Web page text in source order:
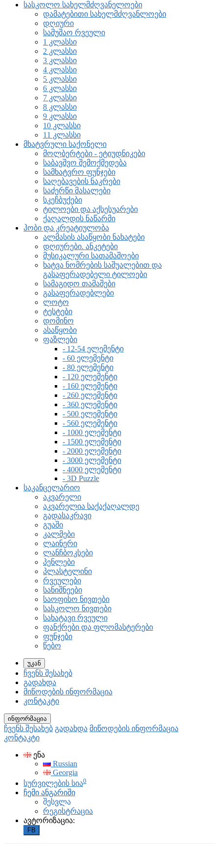
სასკოლო სახელმძღვანელოები
დამატებითი სახელმძღვანლოები
დღიური
სამუშაო რვეული
1 კლასსი
2 კლასსი
3 კლასსი
4 კლასსი
5 კლასსი
6 კლასსი
7 კლასსი
8 კლასსი
9 კლასსი
10 კლასსი
11 კლასსი
მხატვრული საქონელი
მოლბერტები - ეტიუდნიკები
საბავშვო შემოქმედება
სამხატვრო ფუნჯები
საღებავების ნაკრები
საძერწი მასალები
სკეჩბუქები
ტილოები და აქსესუარები
ქაღალდის ნაწარმი
ჰობი და კრეატიულობა
ალმასის ასაწყობი ნახატები
დღიურები. ანკეტები
მუსიკალური სათამაშოები
ხატვა ნომრების საშუალებით და
გასაფერადებელი ტილოები
სამაგიდო თამაშები
გასაფერადებლები
ლოტო
ტესტები
დომინო
ასაწყობი
ფაზლები
- 12-54 ელემენტი
- 60 ელემენტი
- 80 ელემენტი
- 120 ელემენტი
- 160 ელემენტი
- 260 ელემენტი
- 360 ელემენტი
- 500 ელემენტი
- 560 ელემენტი
- 1000 ელემენტი
- 1500 ელემენტი
- 2000 ელემენტი
- 3000 ელემენტი
- 4000 ელემენტი
- 3D Puzzle
საკანცელარიო
აკვარელი
აკვარელია საქაქაღალდე
გადასაკრავი
გუაში
კალმები
ლაინერი
ლანჩბოკსები
პენლები
პლასტელინი
რვეულები
სანიშნეები
საოფისო ნივთები
სასკოლო ნივთები
სახატავი რვეული
ფანქრები და ფლომასტერები
ფუნჯები
წებო
უკან
ჩვენს შესახებ
გადახდა
მიწოდების ინფორმაცია
კონტაკტი
ინფორმაცია
ჩვენს შესახებ გადახდა მიწოდების ინფორმაცია
კონტაკტი
ენა
Russian
Georgia
სურვილების სია0
ჩემი ანგარიში
შესვლა
რეგისტრაცია
ავტორიზაცია:
FB